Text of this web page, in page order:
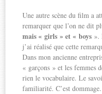
Une autre scène du film a
remarquer que l’on ne dit
mais « girls » et « boys ».
j’ai réalisé que cette
Dans mon ancienne
« garçons » et les femmes
rien le vocabulaire. Le
familiarité. C’est dommage.